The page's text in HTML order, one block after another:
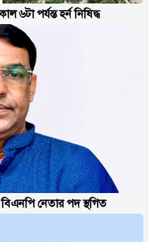
পর্যন্ত হর্ন নিষিদ্ধ
নেতার পদ স্থগিত